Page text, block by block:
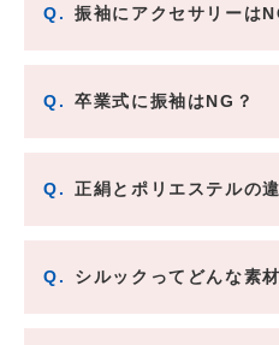
Q. 振袖にアクセサリーは
Q. 卒業式に振袖はNG？
Q. 正絹とポリエステルの
Q. シルックってどんな素